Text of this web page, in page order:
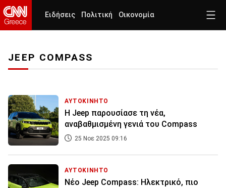
Ειδήσεις Πολιτική Οικονομία
JEEP COMPASS
ΑΥΤΟΚΙΝΗΤΟ
Η Jeep παρουσίασε τη νέα,
αναβαθμισμένη γενιά του Compass
25 Νοε 2025 09:16
ΑΥΤΟΚΙΝΗΤΟ
Νέο Jeep Compass: Ηλεκτρικό, πιο